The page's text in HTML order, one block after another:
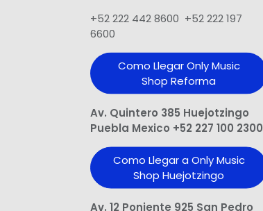
+52 222 442 8600 +52 222 197
6600
Como Llegar Only Music
Shop​ Reforma
Av. Quintero 385 Huejotzingo
Puebla Mexico +52 227 100 2300
Como Llegar a Only Music
Shop Huejotzingo
Av. 12 Poniente 925 San Pedro